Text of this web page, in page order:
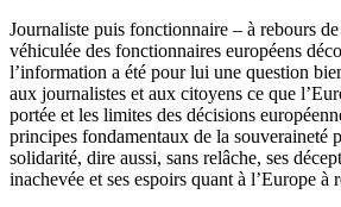
Journaliste puis fonctionnaire – à rebours
véhiculée des fonctionnaires européens
l’information a été pour lui une question
aux journalistes et aux citoyens ce que
portée et les limites des décisions
principes fondamentaux de la souveraineté
solidarité, dire aussi, sans relâche, ses
inachevée et ses espoirs quant à l’Europe